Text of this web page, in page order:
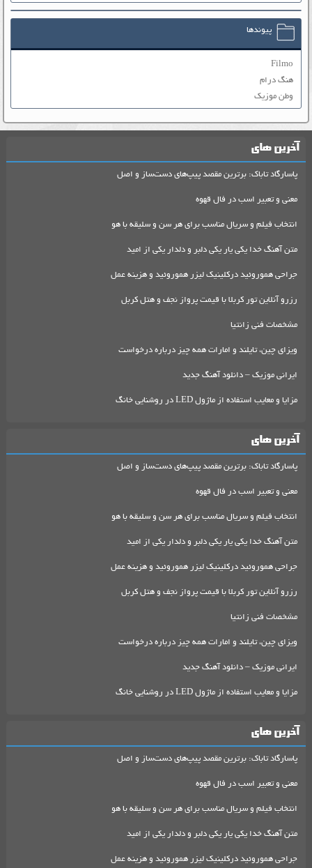
پیوندها
Filmo
هنگ درام
وطن موزیک
آخرین های
پاسارگاد تاباک: برترین مقصد پیپ‌های دست‌ساز و اصل
معنی و تعبیر اسب در فال قهوه
انتخاب فیلم و سریال مناسب برای هر سن و سلیقه با هو
متن آهنگ خدا یکی یار یکی دلبر و دلدار یکی از امید
جراحی هموروئید درکلینیک لیزر هموروئید و هزینه عمل
رزرو آنلاین تور کربلا با قیمت پرواز نجف و هتل کربل
مشخصات فنی زانتیا
ویزای چین، تایلند و امارات همه چیز درباره درخواست
ایرانی موزیک – دانلود آهنگ جدید
مزایا و معایب استفاده از ماژول LED در روشنایی خانگ
آخرین های
پاسارگاد تاباک: برترین مقصد پیپ‌های دست‌ساز و اصل
معنی و تعبیر اسب در فال قهوه
انتخاب فیلم و سریال مناسب برای هر سن و سلیقه با هو
متن آهنگ خدا یکی یار یکی دلبر و دلدار یکی از امید
جراحی هموروئید درکلینیک لیزر هموروئید و هزینه عمل
رزرو آنلاین تور کربلا با قیمت پرواز نجف و هتل کربل
مشخصات فنی زانتیا
ویزای چین، تایلند و امارات همه چیز درباره درخواست
ایرانی موزیک – دانلود آهنگ جدید
مزایا و معایب استفاده از ماژول LED در روشنایی خانگ
آخرین های
پاسارگاد تاباک: برترین مقصد پیپ‌های دست‌ساز و اصل
معنی و تعبیر اسب در فال قهوه
انتخاب فیلم و سریال مناسب برای هر سن و سلیقه با هو
متن آهنگ خدا یکی یار یکی دلبر و دلدار یکی از امید
جراحی هموروئید درکلینیک لیزر هموروئید و هزینه عمل